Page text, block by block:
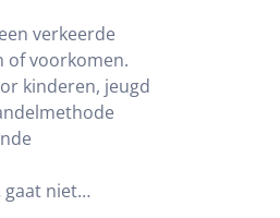
verkeerde
of voorkomen.
kinderen, jeugd
gaat niet…